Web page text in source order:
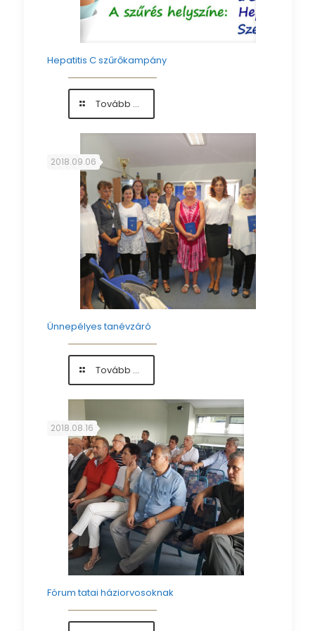
Hepatitis C szűrőkampány
Tovább ...-
Hepatitis
C
szűrőkampány
2018.09.06
Ünnepélyes tanévzáró
Tovább ...-
Ünnepélyes
tanévzáró
2018.08.16
Fórum tatai háziorvosoknak